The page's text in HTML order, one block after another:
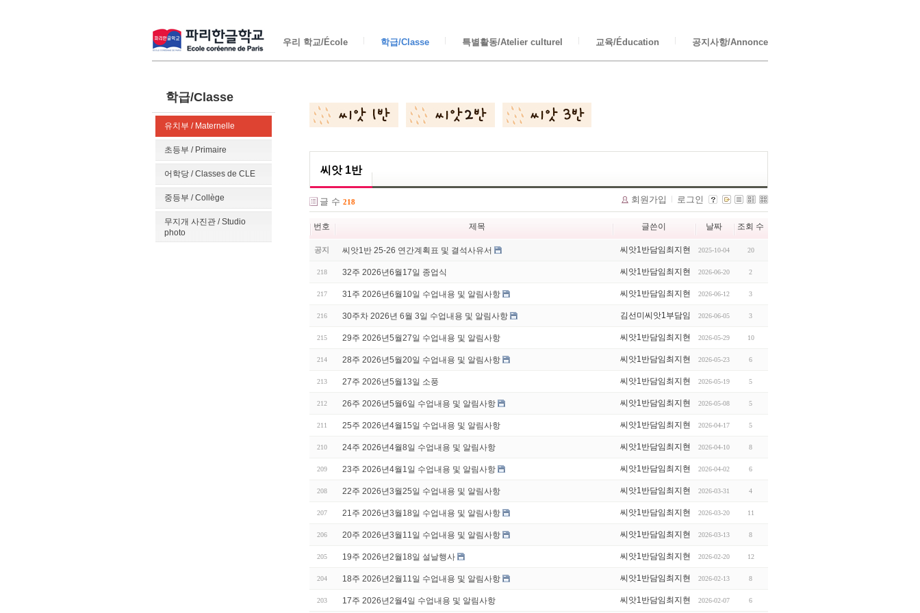
우리 학교/École 학급/Classe 특별활동/Atelier culturel 교육/Éducation 공지사항/Annonce
학급/Classe
유치부 / Maternelle
초등부 / Primaire
어학당 / Classes de CLE
중등부 / Collège
무지개 사진관 / Studio
photo
씨앗 1반
글 수 218 회원가입 로그인
번호 제목 글쓴이 날짜 조회 수
공지 씨앗1반 25-26 연간계획표 및 결석사유서 씨앗1반담임최지현 2025-10-04 20
218 32주 2026년6월17일 종업식 씨앗1반담임최지현 2026-06-20 2
217 31주 2026년6월10일 수업내용 및 알림사항 씨앗1반담임최지현 2026-06-12 3
216 30주차 2026년 6월 3일 수업내용 및 알림사항 김선미씨앗1부담임 2026-06-05 3
215 29주 2026년5월27일 수업내용 및 알림사항 씨앗1반담임최지현 2026-05-29 10
214 28주 2026년5월20일 수업내용 및 알림사항 씨앗1반담임최지현 2026-05-23 6
213 27주 2026년5월13일 소풍 씨앗1반담임최지현 2026-05-19 5
212 26주 2026년5월6일 수업내용 및 알림사항 씨앗1반담임최지현 2026-05-08 5
211 25주 2026년4월15일 수업내용 및 알림사항 씨앗1반담임최지현 2026-04-17 5
210 24주 2026년4월8일 수업내용 및 알림사항 씨앗1반담임최지현 2026-04-10 8
209 23주 2026년4월1일 수업내용 및 알림사항 씨앗1반담임최지현 2026-04-02 6
208 22주 2026년3월25일 수업내용 및 알림사항 씨앗1반담임최지현 2026-03-31 4
207 21주 2026년3월18일 수업내용 및 알림사항 씨앗1반담임최지현 2026-03-20 11
206 20주 2026년3월11일 수업내용 및 알림사항 씨앗1반담임최지현 2026-03-13 8
205 19주 2026년2월18일 설날행사 씨앗1반담임최지현 2026-02-20 12
204 18주 2026년2월11일 수업내용 및 알림사항 씨앗1반담임최지현 2026-02-13 8
203 17주 2026년2월4일 수업내용 및 알림사항 씨앗1반담임최지현 2026-02-07 6